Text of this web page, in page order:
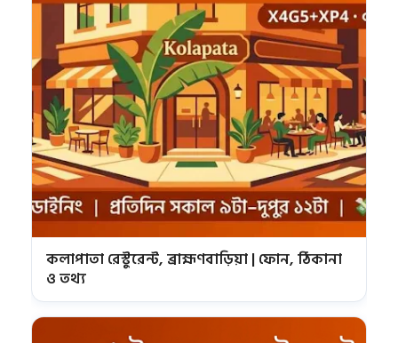
কলাপাতা রেস্টুরেন্ট, ব্রাহ্মণবাড়িয়া | ফোন, ঠিকানা
ও তথ্য